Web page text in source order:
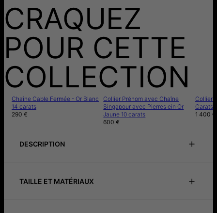
CRAQUEZ
POUR CETTE
COLLECTION
Chaîne Cable Fermée - Or Blanc
14 carats
290 €
Collier Prénom avec Chaîne
Singapour avec Pierres ein Or
Jaune 10 carats
600 €
Collier
Carats
1 400 €
DESCRIPTION
TAILLE ET MATÉRIAUX